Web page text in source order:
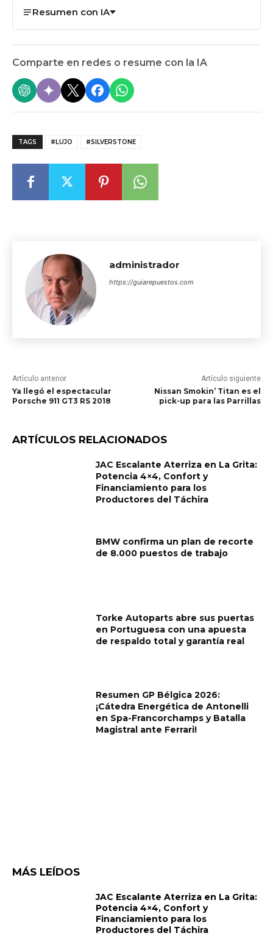
Resumen con IA
Comparte en redes o resume con la IA
TAGS #LUJO #SILVERSTONE
administrador
https://guiarepuestos.com
Artículo anterior
Ya llegó el espectacular
Porsche 911 GT3 RS 2018
Artículo siguiente
Nissan Smokin’ Titan es el
pick-up para las Parrillas
ARTÍCULOS RELACIONADOS
JAC Escalante Aterriza en La Grita:
Potencia 4×4, Confort y
Financiamiento para los
Productores del Táchira
BMW confirma un plan de recorte
de 8.000 puestos de trabajo
Torke Autoparts abre sus puertas
en Portuguesa con una apuesta
de respaldo total y garantía real
Resumen GP Bélgica 2026:
¡Cátedra Energética de Antonelli
en Spa-Francorchamps y Batalla
Magistral ante Ferrari!
MÁS LEÍDOS
JAC Escalante Aterriza en La Grita:
Potencia 4×4, Confort y
Financiamiento para los
Productores del Táchira